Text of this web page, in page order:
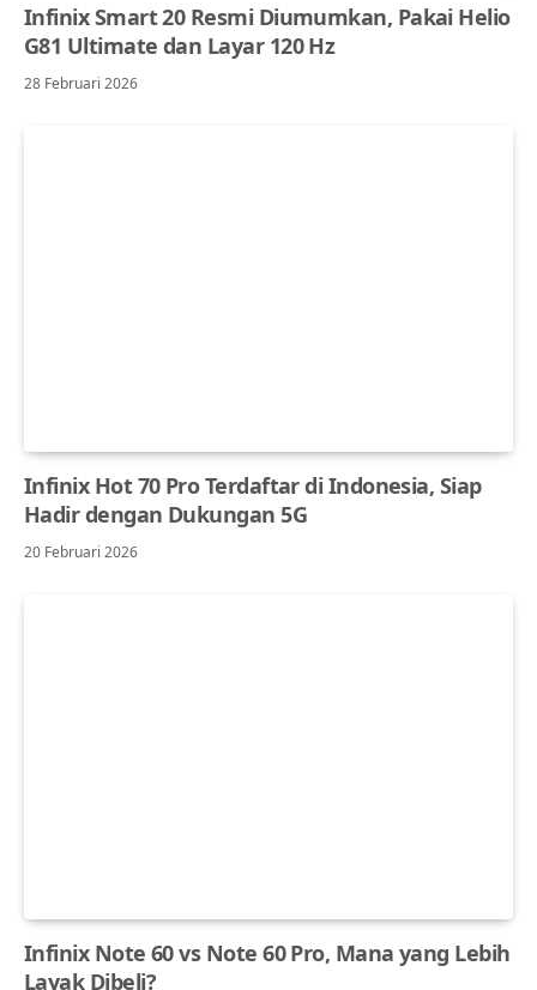
Infinix Smart 20 Resmi Diumumkan, Pakai Helio
G81 Ultimate dan Layar 120 Hz
28 Februari 2026
Infinix Hot 70 Pro Terdaftar di Indonesia, Siap
Hadir dengan Dukungan 5G
20 Februari 2026
Infinix Note 60 vs Note 60 Pro, Mana yang Lebih
Layak Dibeli?